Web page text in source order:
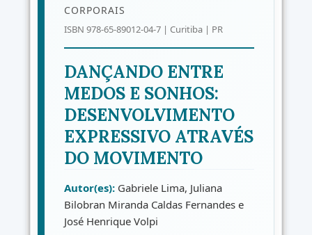
CORPORAIS
ISBN 978-65-89012-04-7 | Curitiba | PR
DANÇANDO ENTRE
MEDOS E SONHOS:
DESENVOLVIMENTO
EXPRESSIVO ATRAVÉS
DO MOVIMENTO
Autor(es): Gabriele Lima, Juliana
Bilobran Miranda Caldas Fernandes e
José Henrique Volpi